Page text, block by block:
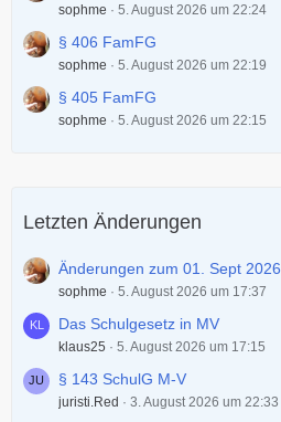
sophme 5. August 2026 um 22:24
§ 406 FamFG
sophme 5. August 2026 um 22:19
§ 405 FamFG
sophme 5. August 2026 um 22:15
Letzten Änderungen
Änderungen zum 01. Sept 2026
sophme 5. August 2026 um 17:37
Das Schulgesetz in MV
klaus25 5. August 2026 um 17:15
§ 143 SchulG M-V
juristi.Red 3. August 2026 um 22:33